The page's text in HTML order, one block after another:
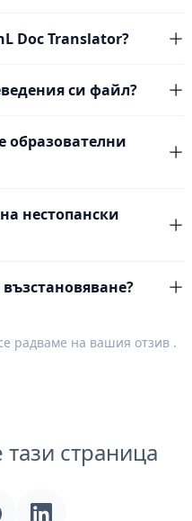
Doc Translator?
си файл?
образователни
нестопански
радваме на вашия отзив .
страница